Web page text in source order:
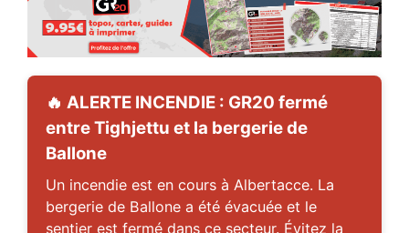
🔥 ALERTE INCENDIE : GR20 fermé
entre Tighjettu et la bergerie de
Ballone
Un incendie est en cours à Albertacce. La
bergerie de Ballone a été évacuée et le
sentier est fermé dans ce secteur. Évitez la